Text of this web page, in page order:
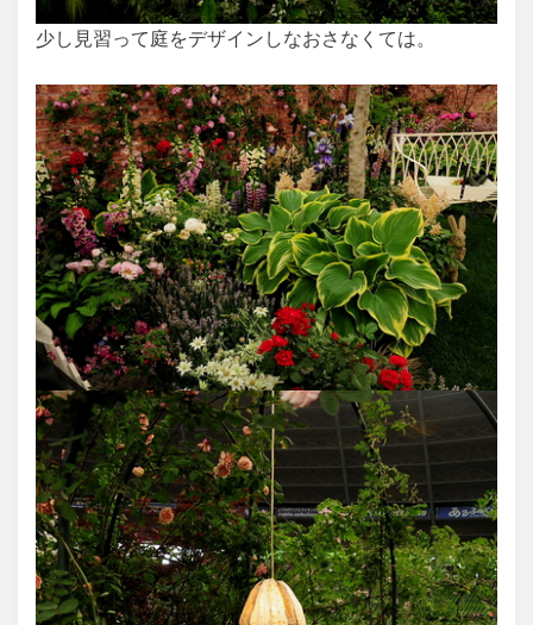
少し見習って庭をデザインしなおさなくては。